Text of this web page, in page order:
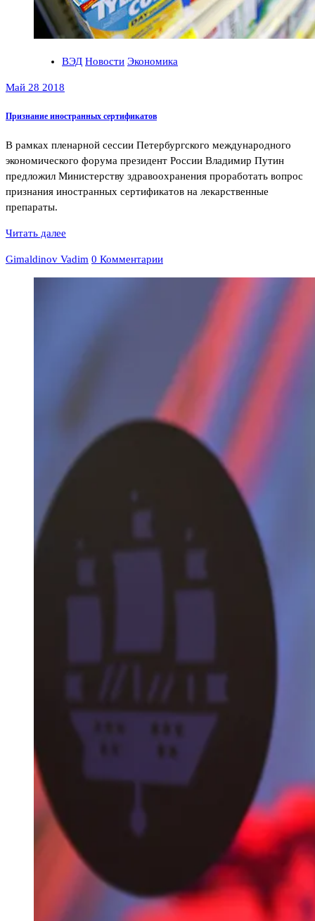
ВЭД Новости Экономика
Май 28 2018
Признание иностранных сертификатов
В рамках пленарной сессии Петербургского международного
экономического форума президент России Владимир Путин
предложил Министерству здравоохранения проработать вопрос
признания иностранных сертификатов на лекарственные
препараты.
Читать далее
Gimaldinov Vadim 0 Комментарии